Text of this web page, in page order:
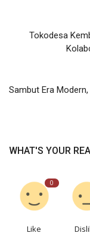
Tokodesa
Sambut Era
WHAT'S YOUR
0
Like